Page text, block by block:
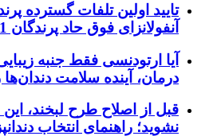
تایید اولین تلفات گسترده
آنفولانزای فوق حاد پرندگان H5N1 در استرالیا
آیا ارتودنسی فقط جنبه
درمان، آینده سلامت دندان‌ها
نشوید؛ راهنمای انتخاب